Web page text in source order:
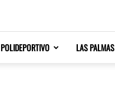
POLIDEPORTIVO LAS PALMAS